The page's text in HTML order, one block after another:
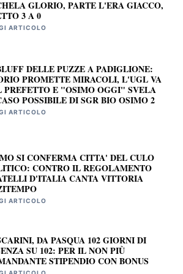
GLORIO, PARTE L'ERA GIACCO,
3 A 0
ARTICOLO
DELLE PUZZE A PADIGLIONE:
PROMETTE MIRACOLI, L'UGL VA
PREFETTO E "OSIMO OGGI" SVELA
POSSIBILE DI SGR BIO OSIMO 2
ARTICOLO
SI CONFERMA CITTA' DEL CULO
CONTRO IL REGOLAMENTO
D'ITALIA CANTA VITTORIA
ARTICOLO
DA PASQUA 102 GIORNI DI
SU 102: PER IL NON PIÙ
STIPENDIO CON BONUS
ARTICOLO